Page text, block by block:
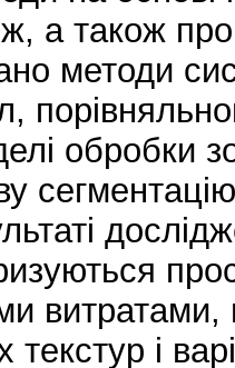
а також
методи
обробки
витратами,
і